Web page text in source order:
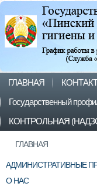
ГЛАВНАЯ
Государственный
КОНТРОЛЬНАЯ
ГЛАВНАЯ
АДМИНИСТРАТИВНЫЕ
О НАС